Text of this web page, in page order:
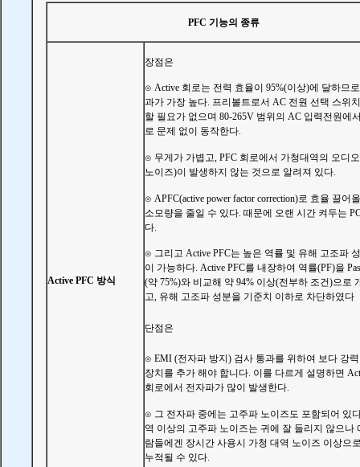
PFC 기능의 종류
Active PFC 방식
장점은
⊙ Active 회로는 전력 효율이 95%(이상)에 달하므
과가 가장 높다. 프리볼트로서 AC 전원 선택 스위
할 필요가 없으며 80-265V 범위의 AC 입력전원에
로 문제 없이 동작한다.
⊙ 무게가 가볍고, PFC 회로에서 가청대역의 오디
노이즈)이 발생하지 않는 것으로 알려져 있다.
⊙ APFC(active power factor correction)로 효율 끌어
소모량을 줄일 수 있다. 때문에 오랜 시간 켜두는
다.
⊙ 그리고 Active PFC는 높은 역률 및 유해 고조파
이 가능하다. Active PFC를 내장하여 역률(PF)을
(약 75%)와 비교해 약 94% 이상(전부하 조건)으로
고, 유해 고조파 성분을 기준치 이하로 차단하였다
단점은
⊙ EMI (전자파 방지) 검사 통과를 위하여 보다 강
장치를 추가 해야 합니다. 이를 다르게 설명하면
회로에서 전자파가 많이 발생한다.
⊙ 그 전자파 중에는 고주파 노이즈도 포함되어 있
역 이상의 고주파 노이즈는 귀에 잘 들리지 않으나
람들에겐 장시간 사용시 가청 대역 노이즈 이상으
누적될 수 있다.